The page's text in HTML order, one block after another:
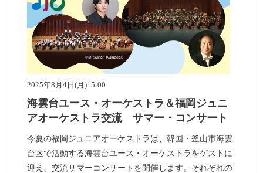
2025年8月4日(月)15:00
海雲台ユース・オーケストラ＆福岡ジュニ
アオーケストラ交流 サマー・コンサート
今夏の福岡ジュニアオーケストラは、韓国・釜山市海雲
台区で活動する海雲台ユース・オーケストラをゲストに
迎え、交流サマーコンサートを開催します。それぞれの